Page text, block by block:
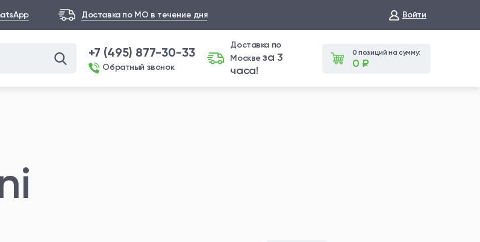
Доставка по МО в течение дня Войти
+7 (495) 877-30-33
Обратный звонок
Доставка по
Москвеза 3
часа!
0 позиций на сумму:
0 ₽